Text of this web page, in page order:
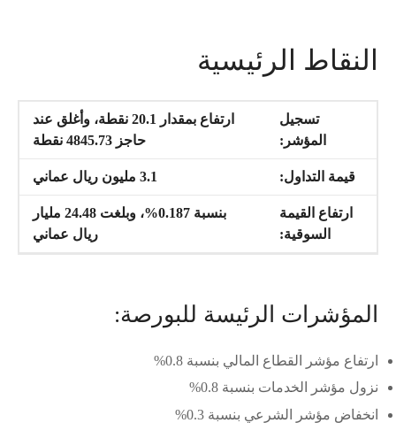
النقاط الرئيسية
تسجيل
المؤشر:
ارتفاع بمقدار 20.1 نقطة، وأغلق عند
حاجز 4845.73 نقطة
قيمة التداول: 3.1 مليون ريال عماني
ارتفاع القيمة
السوقية:
بنسبة 0.187%، وبلغت 24.48 مليار
ريال عماني
المؤشرات الرئيسة للبورصة:
ارتفاع مؤشر القطاع المالي بنسبة 0.8%
نزول مؤشر الخدمات بنسبة 0.8%
انخفاض مؤشر الشرعي بنسبة 0.3%